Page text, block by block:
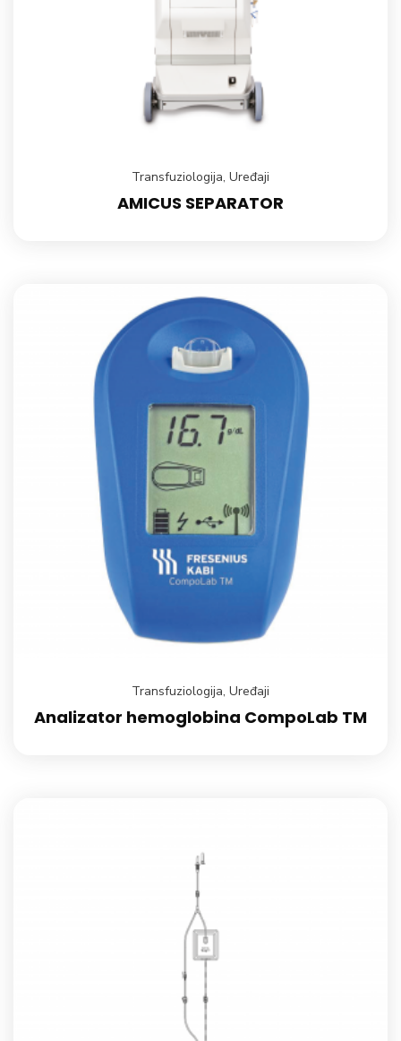
Transfuziologija, Uređaji
AMICUS SEPARATOR
Transfuziologija, Uređaji
Analizator hemoglobina CompoLab TM